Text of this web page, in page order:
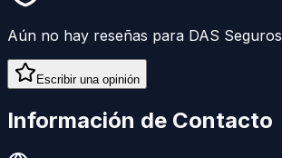
Aún no hay reseñas para DAS Seguros
Escribir una opinión
Información de Contacto